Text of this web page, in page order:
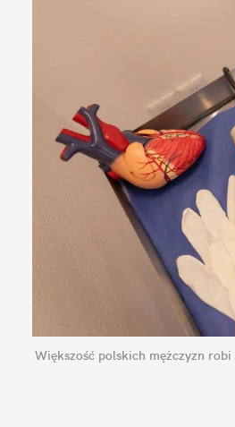
Większość polskich mężczyzn